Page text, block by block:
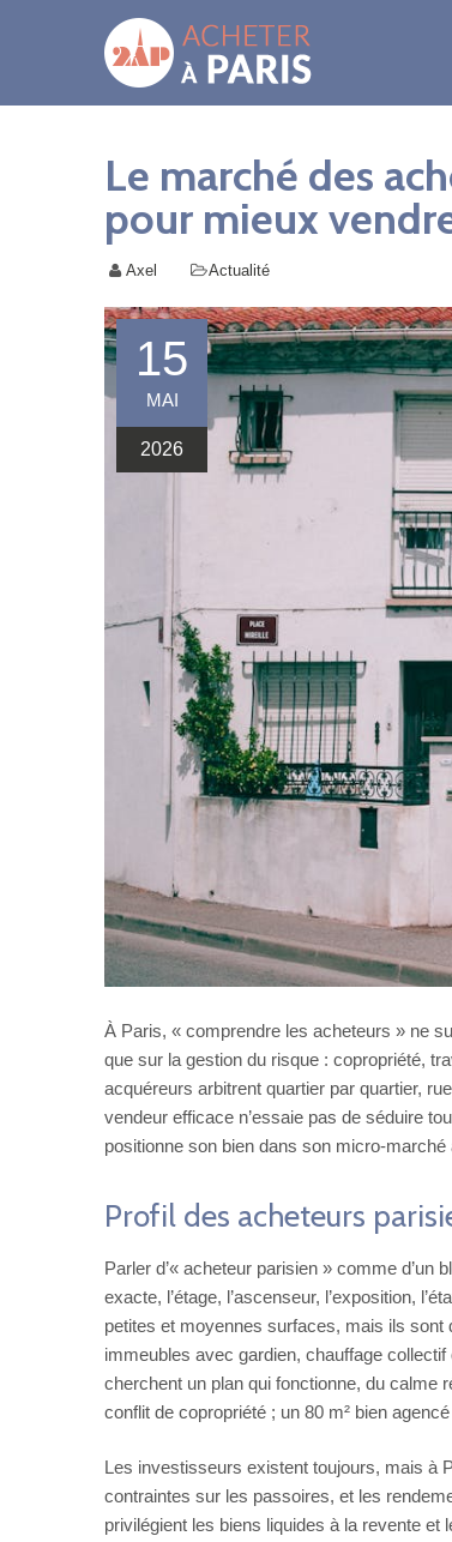
Le marché des
pour mieux
Axel Actualité
15
MAI
2026
À Paris, « comprendre les acheteurs » ne
que sur la gestion du risque : copropriété,
acquéreurs arbitrent quartier par quartier,
vendeur efficace n’essaie pas de séduire
positionne son bien dans son
Profil des acheteurs
Parler d’« acheteur parisien » comme d’un
exacte, l’étage, l’ascenseur, l’exposition,
petites et moyennes surfaces, mais ils
immeubles avec gardien, chauffage
cherchent un plan qui fonctionne, du calme
conflit de copropriété ; un 80 m² bien
Les investisseurs existent toujours, mais à
contraintes sur les passoires, et les
privilégient les biens liquides à la revente